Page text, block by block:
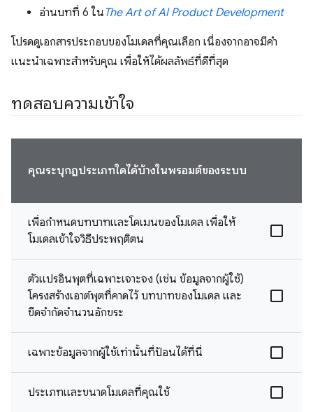
อ่านบทที่ 6 ใน The Art of AI Product Development
โปรดดูเอกสารประกอบของโมเดลที่คุณเลือก เนื่องจากอาจมีคำ
แนะนำเฉพาะสำหรับคุณ เพื่อให้ได้ผลลัพธ์ที่ดีที่สุด
ทดสอบความเข้าใจ
คุณระบุกฎประเภทใดได้บ้างในพรอมต์ของระบบ
เพื่อกำหนดบทบาทและโดเมนของโมเดล เพื่อให้
โมเดลเข้าใจวิธีประพฤติตน
ตัวแปรอินพุตที่เฉพาะเจาะจง (เช่น ข้อมูลจากผู้ใช้)
โครงสร้างเอาต์พุตที่คาดไว้ บทบาทของโมเดล และ
ขีดจํากัดจํานวนอักขระ
เฉพาะข้อมูลจากผู้ใช้เท่านั้นที่ป้อนได้ที่นี่
ประเภทและขนาดโมเดลที่คุณใช้